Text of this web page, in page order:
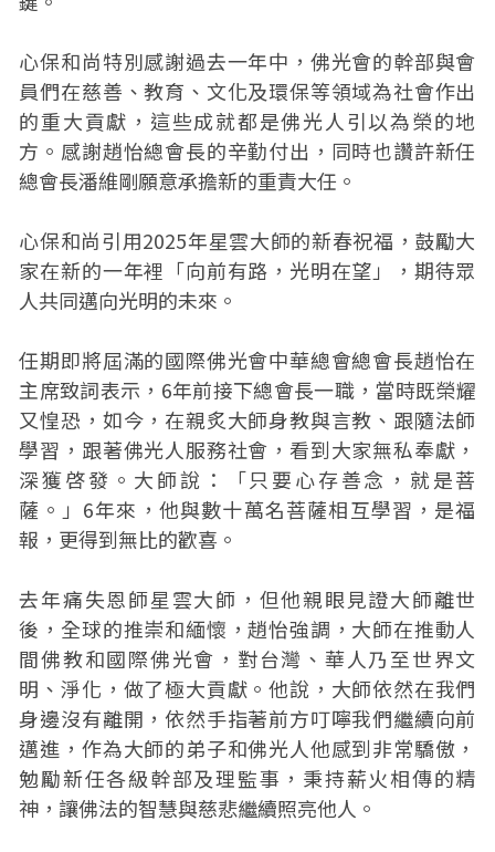
心保和尚特別感謝過去一年中，佛光會的幹部與會
員們在慈善、教育、文化及環保等領域為社會作出
的重大貢獻，這些成就都是佛光人引以為榮的地
方。感謝趙怡總會長的辛勤付出，同時也讚許新任
總會長潘維剛願意承擔新的重責大任。
心保和尚引用2025年星雲大師的新春祝福，鼓勵大
家在新的一年裡「向前有路，光明在望」，期待眾
人共同邁向光明的未來。
任期即將屆滿的國際佛光會中華總會總會長趙怡在
主席致詞表示，6年前接下總會長一職，當時既榮耀
又惶恐，如今，在親炙大師身教與言教、跟隨法師
學習，跟著佛光人服務社會，看到大家無私奉獻，
深獲啓發。大師說：「只要心存善念，就是菩
薩。」6年來，他與數十萬名菩薩相互學習，是福
報，更得到無比的歡喜。
去年痛失恩師星雲大師，但他親眼見證大師離世
後，全球的推崇和緬懷，趙怡強調，大師在推動人
間佛教和國際佛光會，對台灣、華人乃至世界文
明、淨化，做了極大貢獻。他說，大師依然在我們
身邊沒有離開，依然手指著前方叮嚀我們繼續向前
邁進，作為大師的弟子和佛光人他感到非常驕傲，
勉勵新任各級幹部及理監事，秉持薪火相傳的精
神，讓佛法的智慧與慈悲繼續照亮他人。